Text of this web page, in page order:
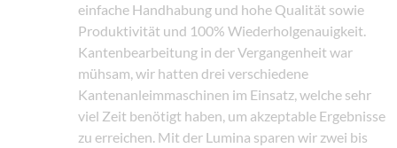
einfache Handhabung und hohe Qualität sowie
Produktivität und 100% Wiederholgenauigkeit.
Kantenbearbeitung in der Vergangenheit war
mühsam, wir hatten drei verschiedene
Kantenanleimmaschinen im Einsatz, welche sehr
viel Zeit benötigt haben, um akzeptable Ergebnisse
zu erreichen. Mit der Lumina sparen wir zwei bis